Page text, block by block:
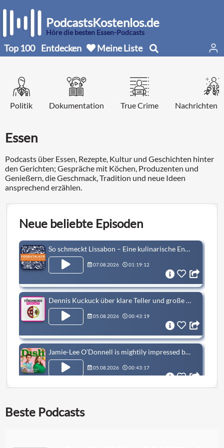
PodcastsKostenlos.de
Höre die besten Essen-Podcasts
Top 100 Entdecken Meine Liste
Politik Dokumentation True Crime Nachrichten
Essen
Podcasts über Essen, Rezepte, Kultur und Geschichten hinter
den Gerichten; Gespräche mit Köchen, Produzenten und
Genießern, die Geschmack, Tradition und neue Ideen
ansprechend erzählen.
Neue beliebte Episoden
So schmeckt Lissabon – Eine kulinarische Entdeckungsreise
07.08.2026 01:19:12
Dennis Kuckuck über klare Teller und große Verantwortung
05.08.2026 00:43:19
Jamie-Lee O’Donnell is mightily impressed by our tuna grill-das!
05.08.2026 00:43:17
Beste Podcasts